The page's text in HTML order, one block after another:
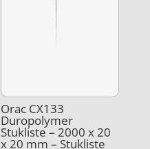
Orac CX133
Duropolymer
Stukliste – 2000 x 20
x 20 mm – Stukliste